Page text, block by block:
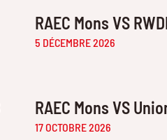
RAEC Mons VS
5 DÉCEMBRE 2026
RAEC Mons VS
17 OCTOBRE 2026